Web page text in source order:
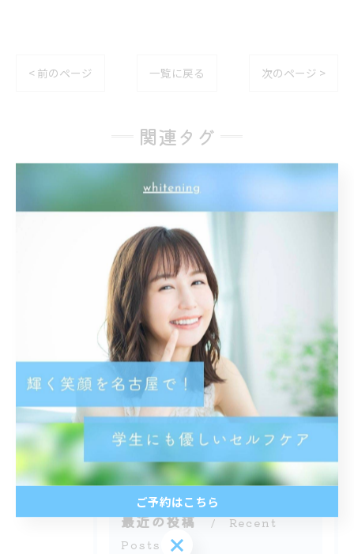
< 前のページ 一覧に戻る 次のページ >
関連タグ
#名古屋
カテゴリー
全てのカテゴリー
トーンアップ
都度払い
分割払い
半個室
学生
最近の投稿
Recent
Postsご予約はこちら
ご予約はこちら